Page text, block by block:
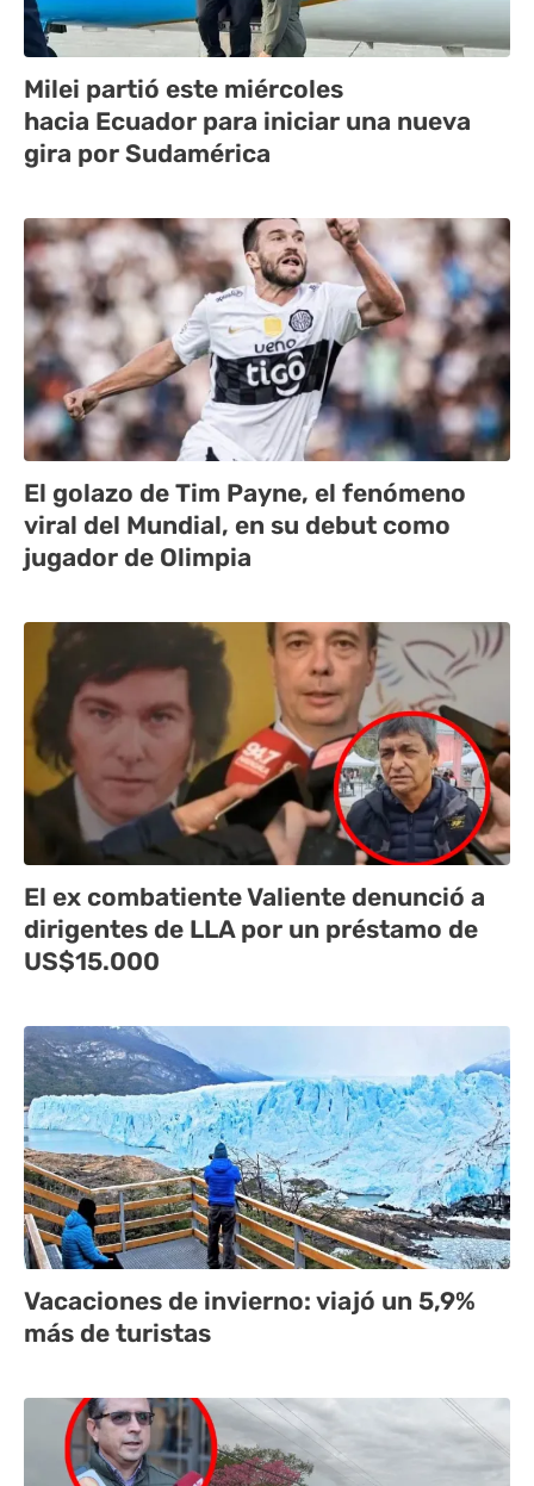
Milei partió este miércoles
hacia Ecuador para iniciar una nueva
gira por Sudamérica
El golazo de Tim Payne, el fenómeno
viral del Mundial, en su debut como
jugador de Olimpia
El ex combatiente Valiente denunció a
dirigentes de LLA por un préstamo de
US$15.000
Vacaciones de invierno: viajó un 5,9%
más de turistas